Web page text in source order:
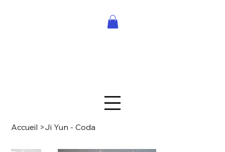
Accueil >Ji Yun - Coda